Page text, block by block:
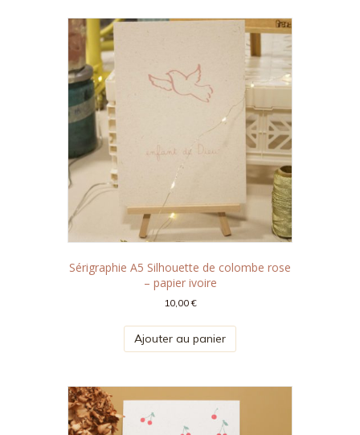
Sérigraphie A5 Silhouette de colombe rose
– papier ivoire
10,00€
Ajouter au panier